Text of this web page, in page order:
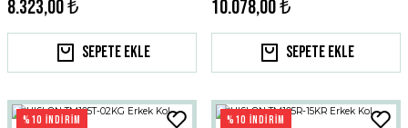
8.323,00 ₺
Sepete Ekle
10.078,00 ₺
Sepete Ekle
%10 İNDİRİM %10 İNDİRİM